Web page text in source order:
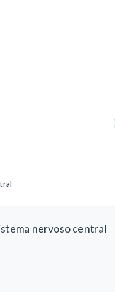
nervoso central